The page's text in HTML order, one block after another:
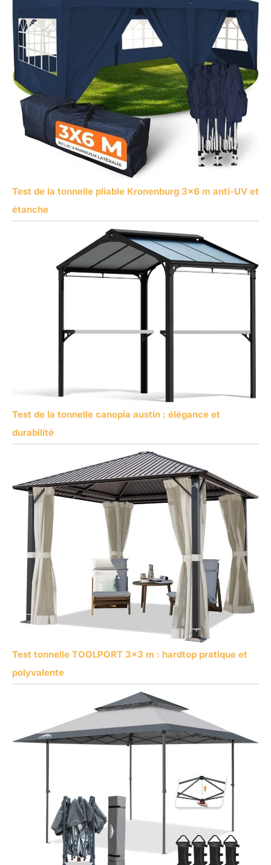
Test de la tonnelle pliable Kronenburg 3×6 m anti-UV et
étanche
Test de la tonnelle canopia austin : élégance et
durabilité
Test tonnelle TOOLPORT 3×3 m : hardtop pratique et
polyvalente